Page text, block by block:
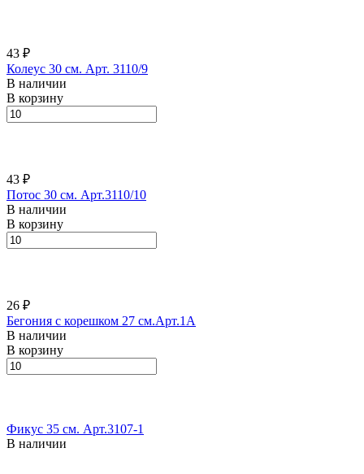
43 ₽
Колеус 30 см. Арт. 3110/9
В наличии
В корзину
43 ₽
Потос 30 см. Арт.3110/10
В наличии
В корзину
26 ₽
Бегония с корешком 27 см.Арт.1А
В наличии
В корзину
Фикус 35 см. Арт.3107-1
В наличии